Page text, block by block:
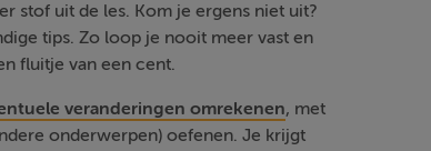
stof uit de les. Kom je ergens niet uit?
tips. Zo loop je nooit meer vast en
fluitje van een cent.
veranderingen omrekenen, met
onderwerpen) oefenen. Je krijgt